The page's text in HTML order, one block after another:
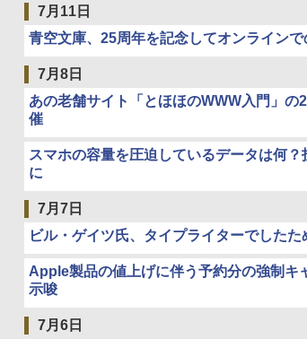
7月11日
青空文庫、25周年を記念してオンライン
7月8日
あの老舗サイト「とほほのWWW入門」
催
スマホの容量を圧迫しているデータは何
に
7月7日
ビル・ゲイツ氏、タイプライターでした
Apple製品の値上げに伴う予約分の強制キ
示唆
7月6日